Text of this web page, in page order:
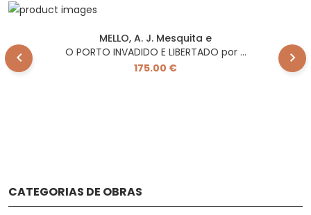
CATEGORIAS DE OBRAS
MELLO, A. J. Mesquita e
O PORTO INVADIDO E LIBERTADO por ...
175.00 €